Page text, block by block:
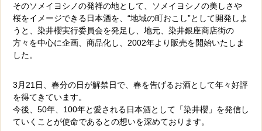
そのソメイヨシノの発祥の地として、ソメイヨシノの美しさや
桜をイメージできる日本酒を、“地域の町おこし”として開発しよ
うと、染井櫻実行委員会を発足し、地元、染井銀座商店街の
方々を中心に企画、商品化し、2002年より販売を開始いたしま
した。
3月21日、春分の日が解禁日で、春を告げるお酒として年々好評
を得てきています。
今後、50年、100年と愛される日本酒として「染井櫻」を発信し
ていくことが使命であるとの想いを深めております。